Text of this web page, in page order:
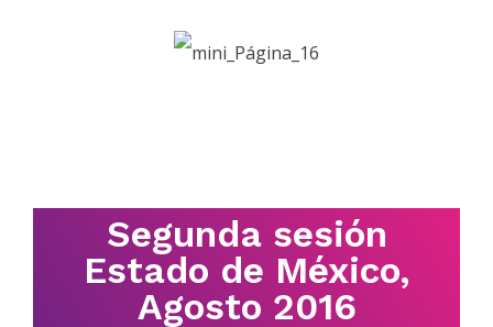
Segunda sesión
Estado de México,
Agosto 2016